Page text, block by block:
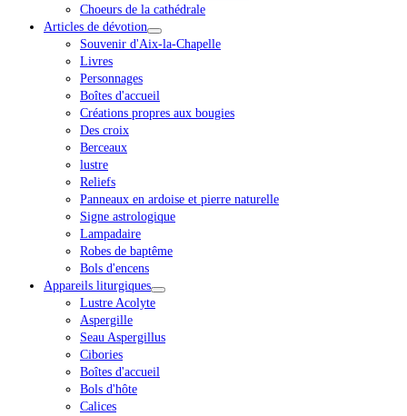
Choeurs de la cathédrale
Articles de dévotion
Souvenir d'Aix-la-Chapelle
Livres
Personnages
Boîtes d'accueil
Créations propres aux bougies
Des croix
Berceaux
lustre
Reliefs
Panneaux en ardoise et pierre naturelle
Signe astrologique
Lampadaire
Robes de baptême
Bols d'encens
Appareils liturgiques
Lustre Acolyte
Aspergille
Seau Aspergillus
Cibories
Boîtes d'accueil
Bols d'hôte
Calices